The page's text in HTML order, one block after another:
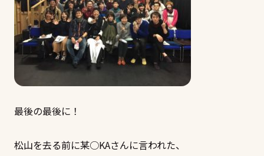
最後の最後に！
松山を去る前に某○KAさんに言われた、